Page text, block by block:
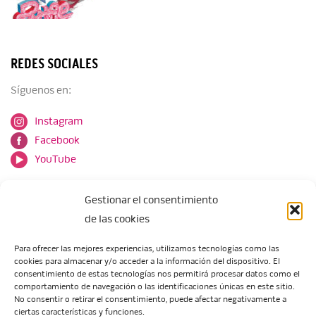
Gestionar el consentimiento
de las cookies
Para ofrecer las mejores experiencias, utilizamos tecnologías como las
cookies para almacenar y/o acceder a la información del dispositivo. El
consentimiento de estas tecnologías nos permitirá procesar datos como el
comportamiento de navegación o las identificaciones únicas en este sitio.
No consentir o retirar el consentimiento, puede afectar negativamente a
ciertas características y funciones.
REDES SOCIALES
Síguenos en:
Instagram
Facebook
YouTube
Escuela de Arte de Zaragoza
María Zambrano, 5
50018 Zaragoza